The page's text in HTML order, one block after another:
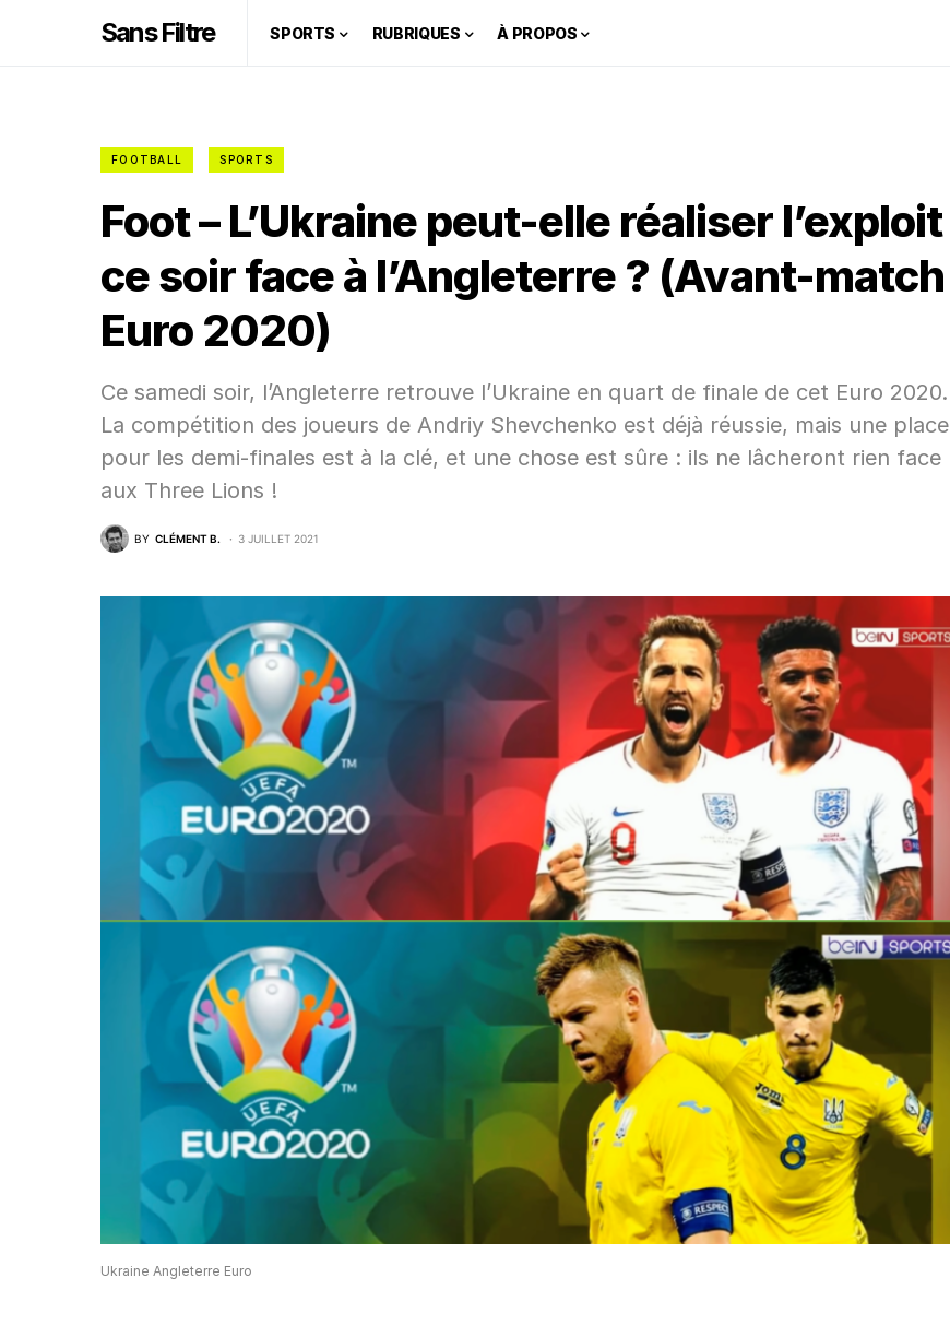
Sans Filtre SPORTS RUBRIQUES À PROPOS
FOOTBALL SPORTS
Foot – L’Ukraine peut-elle réaliser l’exploit
ce soir face à l’Angleterre ? (Avant-match
Euro 2020)
Ce samedi soir, l’Angleterre retrouve l’Ukraine en quart de finale de cet Euro 2020.
La compétition des joueurs de Andriy Shevchenko est déjà réussie, mais une place
pour les demi-finales est à la clé, et une chose est sûre : ils ne lâcheront rien face
aux Three Lions !
BY CLÉMENT B. 3 JUILLET 2021
Ukraine Angleterre Euro